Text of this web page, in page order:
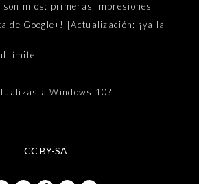
son míos: primeras impresiones
de Google+! [Actualización: ¡ya la
límite
a Windows 10?
CC BY-SA